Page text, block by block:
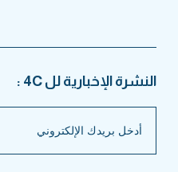
النشرة الإخبارية لل 4C :